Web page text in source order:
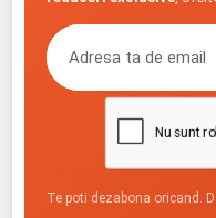
Te poti dezabona oricand.